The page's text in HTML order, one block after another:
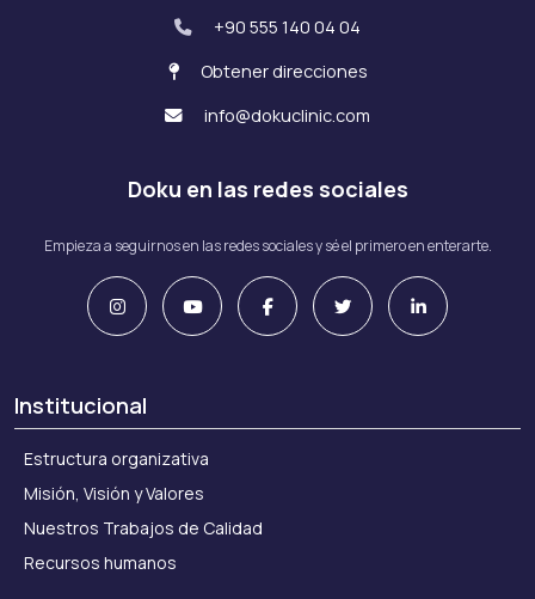
+90 555 140 04 04
Obtener direcciones
info@dokuclinic.com
Doku en las redes sociales
Empieza a seguirnos en las redes sociales y sé el primero en enterarte.
Institucional
Estructura organizativa
Misión, Visión y Valores
Nuestros Trabajos de Calidad
Recursos humanos